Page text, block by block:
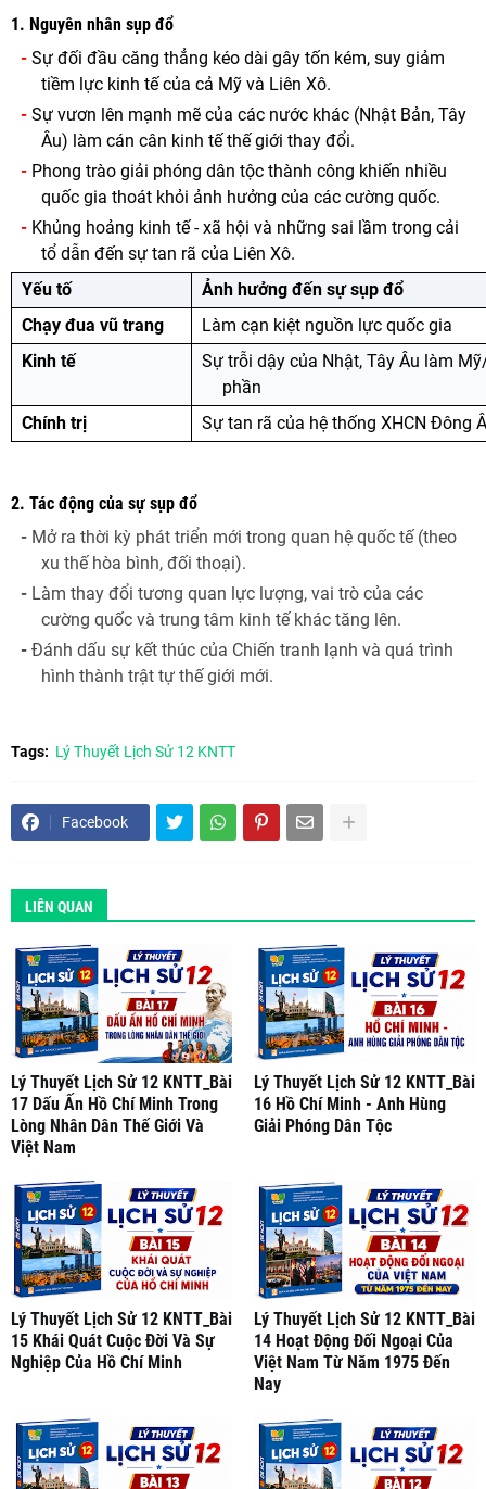
1. Nguyên nhân sụp đổ
-Sự đối đầu căng thẳng kéo dài gây tốn kém, suy giảm
tiềm lực kinh tế của cả Mỹ và Liên Xô.
-Sự vươn lên mạnh mẽ của các nước khác (Nhật Bản, Tây
Âu) làm cán cân kinh tế thế giới thay đổi.
- Phong trào giải phóng dân tộc thành công khiến nhiều
quốc gia thoát khỏi ảnh hưởng của các cường quốc.
- Khủng hoảng kinh tế - xã hội và những sai lầm trong cải
tổ dẫn đến sự tan rã của Liên Xô.
Yếu tố
Ảnh hưởng đến sự sụp đổ
Chạy đua vũ trang
Làm cạn kiệt nguồn lực quốc gia
Kinh tế
Sự trỗi dậy của Nhật, Tây Âu làm
phần
Chính trị
Sự tan rã của hệ thống XHCN Đông
2. Tác động của sự sụp đổ
- Mở ra thời kỳ phát triển mới trong quan hệ quốc tế (theo
xu thế hòa bình, đối thoại).
- Làm thay đổi tương quan lực lượng, vai trò của các
cường quốc và trung tâm kinh tế khác tăng lên.
-Đánh dấu sự kết thúc của Chiến tranh lạnh và quá trình
hình thành trật tự thế giới mới.
Tags: Lý Thuyết Lịch Sử 12 KNTT
Facebook
LIÊN QUAN
Lý Thuyết Lịch Sử 12 KNTT_Bài
17 Dấu Ấn Hồ Chí Minh Trong
Lòng Nhân Dân Thế Giới Và
Việt Nam
Lý Thuyết Lịch Sử 12 KNTT_Bài
16 Hồ Chí Minh - Anh Hùng
Giải Phóng Dân Tộc
Lý Thuyết Lịch Sử 12 KNTT_Bài
15 Khái Quát Cuộc Đời Và Sự
Nghiệp Của Hồ Chí Minh
Lý Thuyết Lịch Sử 12 KNTT_Bài
14 Hoạt Động Đối Ngoại Của
Việt Nam Từ Năm 1975 Đến
Nay